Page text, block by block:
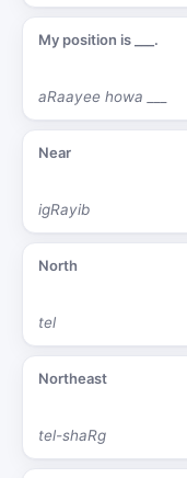
My position is ___.
aRaayee howa ___
Near
igRayib
North
tel
Northeast
tel-shaRg